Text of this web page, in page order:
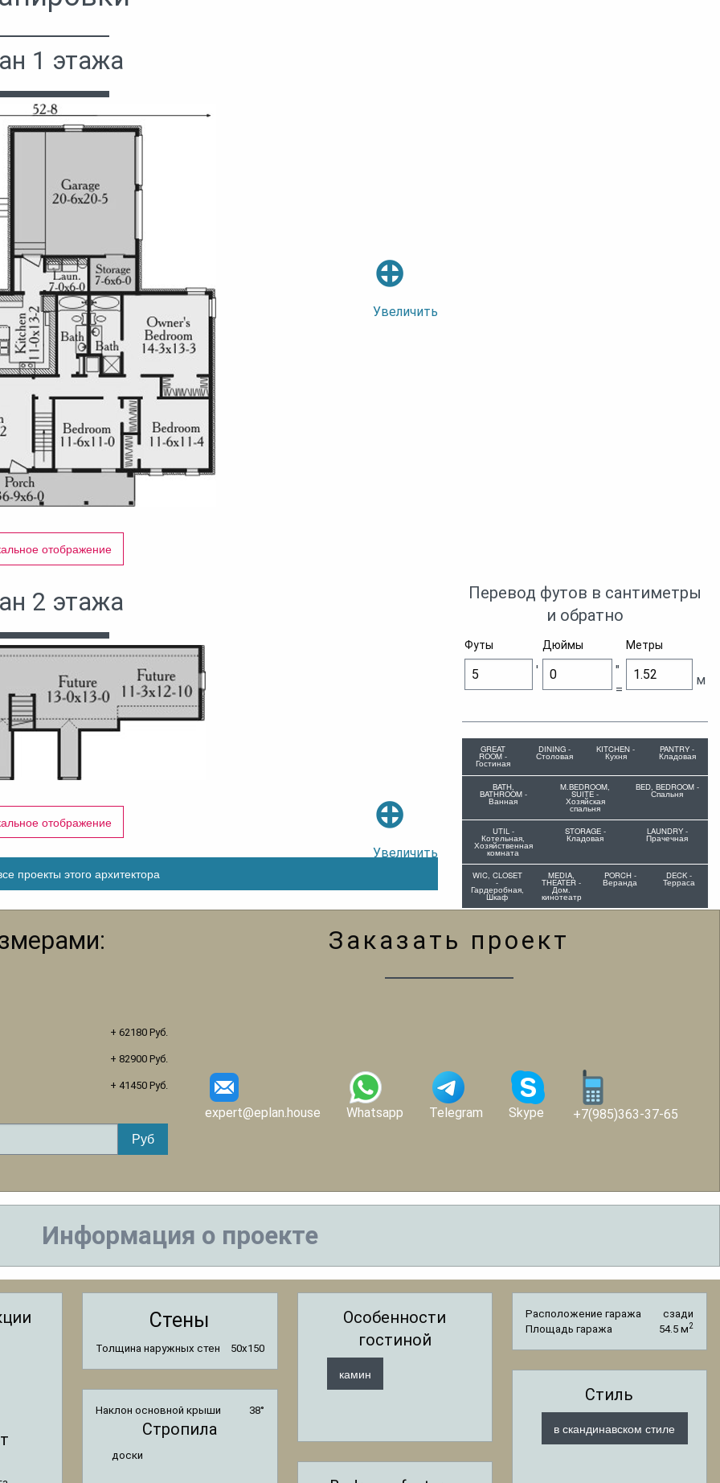
1 этажа
⊕
Увеличить
отображение
2 этажа
⊕
Увеличить
отображение
проекты этого архитектора
Перевод футов в сантиметры
и обратно
Футы Дюймы Метры
'
"
=
м
GREAT
ROOM -
Гостиная
DINING -
Столовая
KITCHEN -
Кухня
PANTRY -
Кладовая
BATH,
BATHROOM -
Ванная
M.BEDROOM,
SUITE -
Хозяйская
спальня
BED, BEDROOM -
Спальня
UTIL -
Котельная,
Хозяйственная
комната
STORAGE -
Кладовая
LAUNDRY -
Прачечная
WIC, CLOSET
-
Гардеробная,
Шкаф
MEDIA,
THEATER -
Дом.
кинотеатр
PORCH -
Веранда
DECK -
Терраса
+ 62180 Руб.
+ 82900 Руб.
+ 41450 Руб.
Заказать проект
expert@eplan.house Whatsapp Telegram Skype +7(985)363-37-65
Информация о проекте
Стены
Толщина наружных стен 50x150
Наклон основной крыши 38°
Стропила
доски
Особенности
гостиной
камин
Расположение гаража
сзади
Площадь гаража
54.5 м2
Стиль
в скандинавском стиле